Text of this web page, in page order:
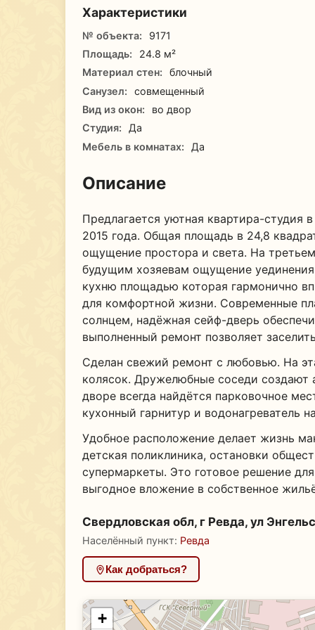
Характеристики
№ объекта:
9171
Площадь:
24.8 м²
Материал стен:
блочный
Санузел:
совмещенный
Вид из окон:
во двор
Студия:
Да
Мебель в комнатах:
Да
Описание
Предлагается уютная квартира-
2015 года. Общая площадь в 24,8
ощущение простора и света. На
будущим хозяевам ощущение
кухню площадью которая гармонично
для комфортной жизни. Современные
солнцем, надёжная сейф-дверь
выполненный ремонт позволяет
Сделан свежий ремонт с любовью. На
колясок. Дружелюбные соседи создают
дворе всегда найдётся парковочное
кухонный гарнитур и водонагреватель
Удобное расположение делает жизнь
детская поликлиника, остановки
супермаркеты. Это готовое решение
выгодное вложение в собственное
Свердловская обл, г Ревда, ул
Населённый пункт: Ревда
Как добраться?
+